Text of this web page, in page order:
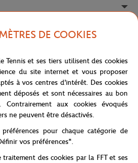
DE COOKIES
Tennis et ses tiers utilisent des cookies
du site internet et vous proposer
à vos centres d'intérêt. Des cookies
déposés et sont nécessaires au bon
aux cookies évoqués
ne peuvent être désactivés.
pour chaque catégorie de
vos préférences".
des cookies par la FFT et ses